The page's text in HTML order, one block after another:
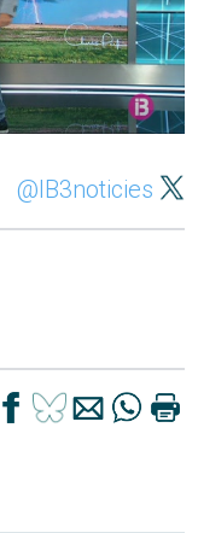
@IB3noticies